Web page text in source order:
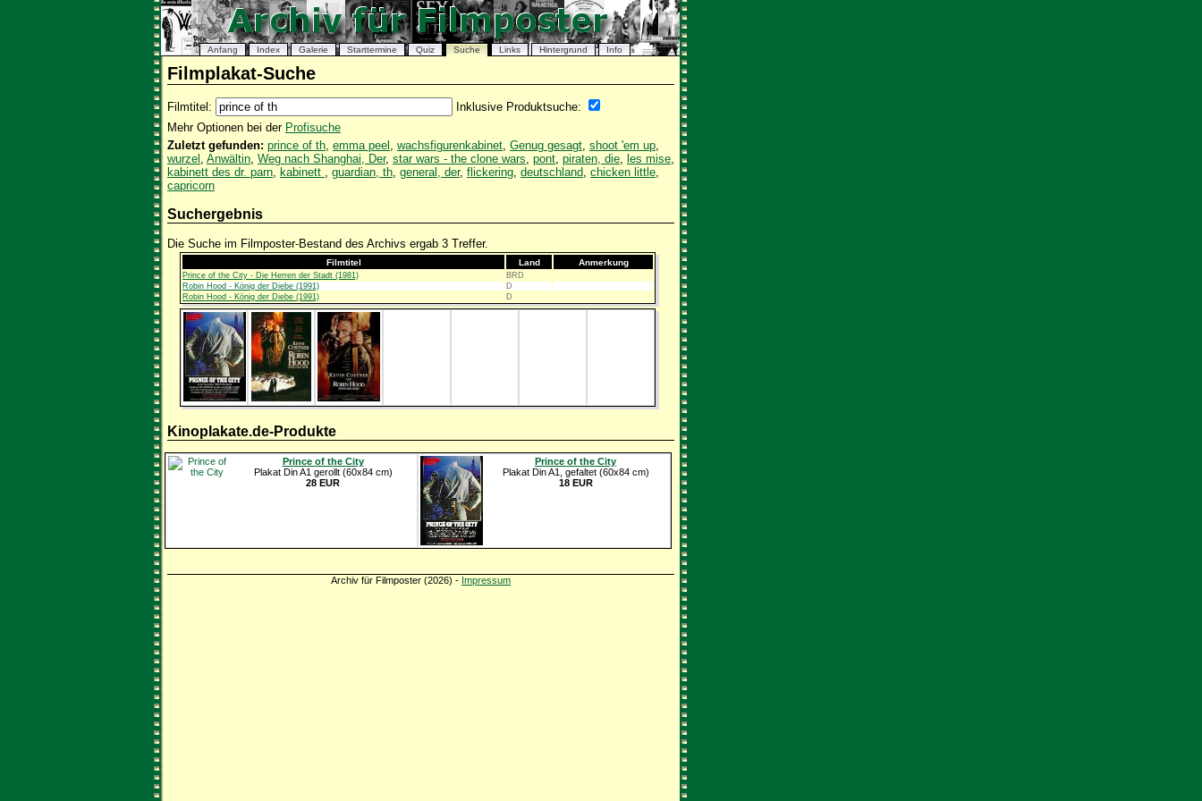
Anfang Index Galerie Starttermine Quiz Suche Links Hintergrund Info
Filmplakat-Suche
Filmtitel:
Inklusive Produktsuche:
Mehr Optionen bei der Profisuche
Zuletzt gefunden: prince of th, emma peel , wachsfigurenkabinet, Genug gesagt, shoot 'em up,
wurzel , Anwältin, Weg nach Shanghai, Der, star wars - the clone wars, pont, piraten, die, les mise,
kabinett des dr. parn, kabinett , guardian, th, general, der, flickering, deutschland, chicken little,
capricorn
Suchergebnis
Die Suche im Filmposter-Bestand des Archivs ergab 3 Treffer.
Filmtitel Land Anmerkung
Prince of the City - Die Herren der Stadt (1981)
BRD
Robin Hood - König der Diebe (1991)
D
Robin Hood - König der Diebe (1991)
D
Kinoplakate.de-Produkte
Prince of the City
Plakat Din A1 gerollt (60x84 cm)
28 EUR
Prince of the City
Plakat Din A1, gefaltet (60x84 cm)
18 EUR
Archiv für Filmposter (2026) - Impressum